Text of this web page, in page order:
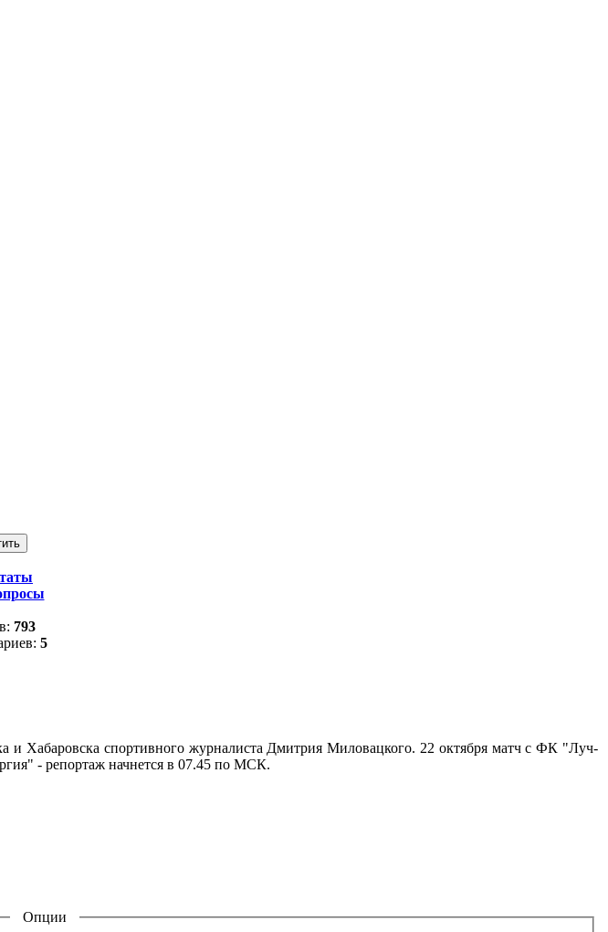
793
5
и Хабаровска спортивного журналиста Дмитрия Миловацкого. 22 октября матч с ФК "Луч-
- репортаж начнется в 07.45 по МСК.
Опции